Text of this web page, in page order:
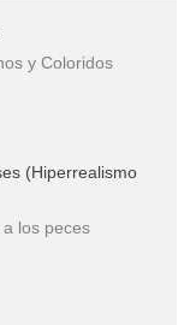
africanas?
y Coloridos
(Hiperrealismo
los peces